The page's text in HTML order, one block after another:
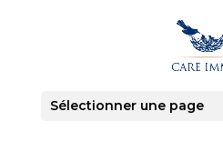
Sélectionner une page